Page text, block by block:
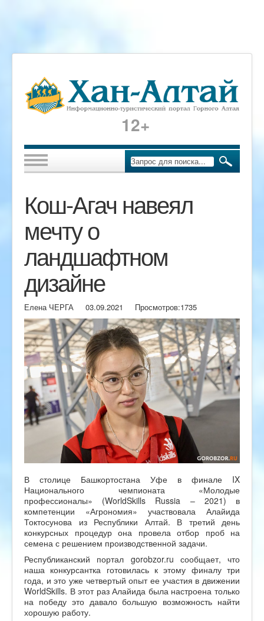
12+
Кош-Агач навеял
мечту о
ландшафтном
дизайне
Елена ЧЕРГА 03.09.2021 Просмотров:1735
В столице Башкортостана Уфе в финале IX
Национального чемпионата «Молодые
профессионалы» (WorldSkills Russia – 2021) в
компетенции «Агрономия» участвовала Алайида
Токтосунова из Республики Алтай. В третий день
конкурсных процедур она провела отбор проб на
семена с решением производственной задачи.
Республиканский портал gorobzor.ru сообщает, что
наша конкурсантка готовилась к этому финалу три
года, и это уже четвертый опыт ее участия в движении
WorldSkills. В этот раз Алайида была настроена только
на победу это давало большую возможность найти
хорошую работу.